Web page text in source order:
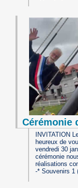
Cérémonie
INVITATION
heureux de
vendredi 30
cérémonie
réalisations
-* Souvenirs